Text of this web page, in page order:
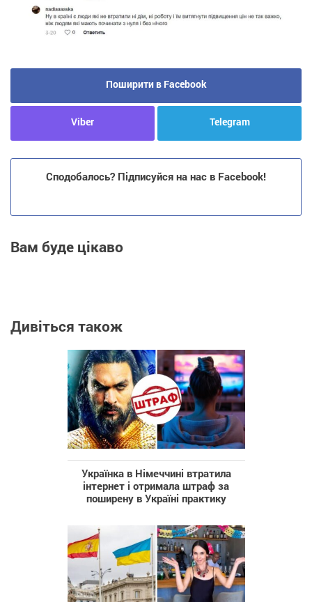
Поширити в Facebook
Viber Telegram
Сподобалось? Підписуйся на нас в Facebook!
Вам буде цікаво
Дивіться також
Українка в Німеччині втратила
інтернет і отримала штраф за
поширену в Україні практику